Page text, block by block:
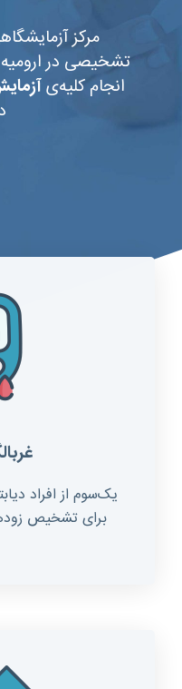
مرکز
تشخیصی در
انجام کلیه‌ی
یک‌سوم از افراد
برای تشخیص